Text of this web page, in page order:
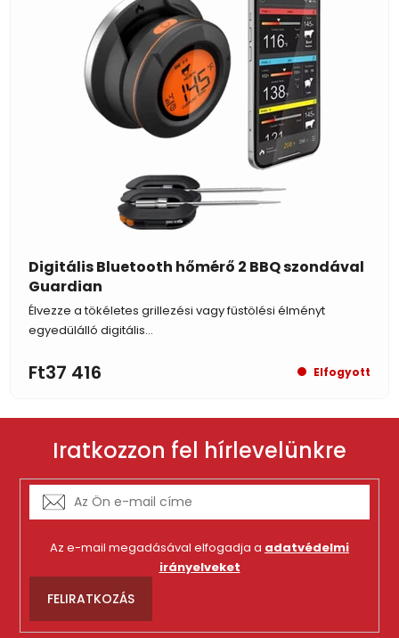
Digitális Bluetooth hőmérő 2 BBQ szondával
Guardian
Elfogyott
Ft37 416
Élvezze a tökéletes grillezési vagy füstölési élményt
egyedülálló digitális...
Iratkozzon fel hírlevelünkre
Az e-mail megadásával elfogadja a adatvédelmi
irányelveket
FELIRATKOZÁS